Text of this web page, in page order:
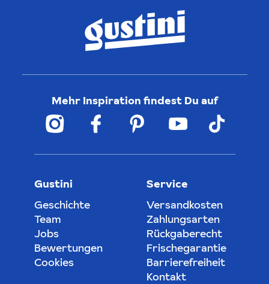
Mehr Inspiration findest Du auf
Gustini
Geschichte
Team
Jobs
Bewertungen
Cookies
Service
Versandkosten
Zahlungsarten
Rückgaberecht
Frischegarantie
Barrierefreiheit
Kontakt